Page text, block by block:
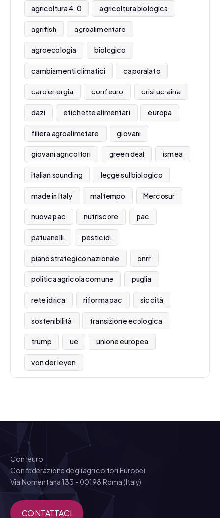
agricoltura 4.0 agricoltura biologica
agrifish agroalimentare
agroecologia biologico
cambiamenti climatici caporalato
caro energia confeuro crisi ucraina
dazi etichette alimentari europa
filiera agroalimetare giovani
giovani agricoltori green deal ismea
italian sounding legge sul biologico
made in Italy maltempo Mercosur
nuova pac nutriscore pac
patuanelli pesticidi
piano strategico nazionale pnrr
politica agricola comune puglia
rete idrica riforma pac siccità
sostenibilità transizione ecologica
trump ue unione europea
von der leyen
Confeuro
Confederazione degli agricoltori Europei
Via Nomentana 133 - 00198 Roma (Italy)
CONTATTACI